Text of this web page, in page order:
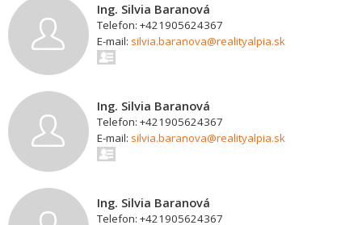
Ing. Silvia Baranová
Telefon: +421905624367
E-mail: silvia.baranova@realityalpia.sk
Ing. Silvia Baranová
Telefon: +421905624367
E-mail: silvia.baranova@realityalpia.sk
Ing. Silvia Baranová
Telefon: +421905624367